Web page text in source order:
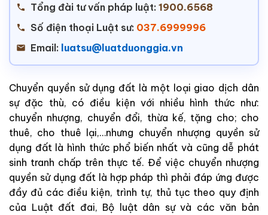
Tổng đài tư vấn pháp luật: 1900.6568
Số điện thoại Luật sư: 037.6999996
Email: luatsu@luatduonggia.vn
Chuyển quyền sử dụng đất là một loại giao dịch dân
sự đặc thù, có điều kiện với nhiều hình thức như:
chuyển nhượng, chuyển đổi, thừa kế, tặng cho; cho
thuê, cho thuê lại,…nhưng chuyển nhượng quyền sử
dụng đất là hình thức phổ biến nhất và cũng dễ phát
sinh tranh chấp trên thực tế. Để việc chuyển nhượng
quyền sử dụng đất là hợp pháp thì phải đáp ứng được
đầy đủ các điều kiện, trình tự, thủ tục theo quy định
của Luật đất đai, Bộ luật dân sự và các văn bản